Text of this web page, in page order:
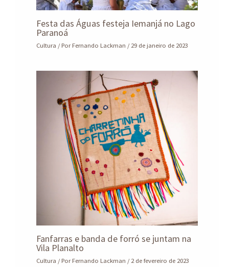
Festa das Águas festeja Iemanjá no Lago
Paranoá
Cultura / PorFernando Lackman /29 de janeiro de 2023
Fanfarras e banda de forró se juntam na
Vila Planalto
Cultura / PorFernando Lackman /2 de fevereiro de 2023